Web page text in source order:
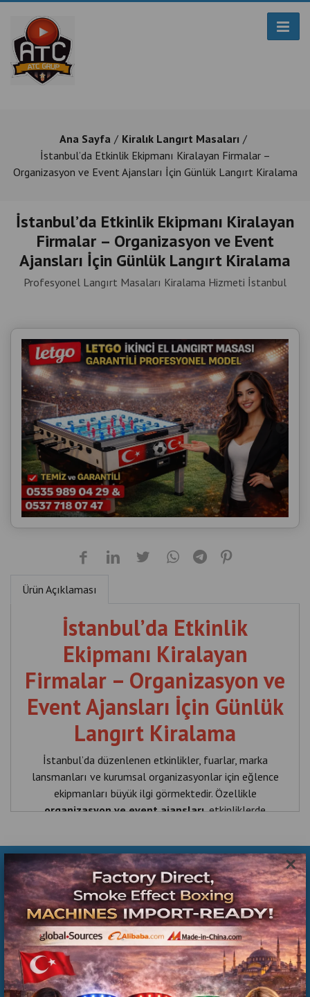
×
Ana Sayfa
Kiralık Langırt Masaları
İstanbul’da Etkinlik Ekipmanı Kiralayan Firmalar –
Organizasyon ve Event Ajansları İçin Günlük Langırt Kiralama
İstanbul’da Etkinlik Ekipmanı Kiralayan
Firmalar – Organizasyon ve Event
Ajansları İçin Günlük Langırt Kiralama
Profesyonel Langırt Masaları Kiralama Hizmeti İstanbul
Ürün Açıklaması
İstanbul’da Etkinlik
Ekipmanı Kiralayan
Firmalar – Organizasyon ve
Event Ajansları İçin Günlük
Langırt Kiralama
İstanbul’da düzenlenen etkinlikler, fuarlar, marka
lansmanları ve kurumsal organizasyonlar için eğlence
ekipmanları büyük ilgi görmektedir. Özellikle
organizasyon ve event ajansları, etkinliklerde
ekipmanları kiralamayı tercih eder. Bu noktadagünlük
langırt kiralama hizmeti, etkinliklere eğlence ve
rekabet katan en popüler aktivitelerden biri haline
gelmiştir.
Organizasyonlar İçin Langırt
Kiralama Neden Tercih Ediliyor?
Langırt masası, katılımcıların hızlı şekilde etkileşim
kurmasını sağlayan eğlenceli bir oyun olduğu için birçok
İlgili Ürünler